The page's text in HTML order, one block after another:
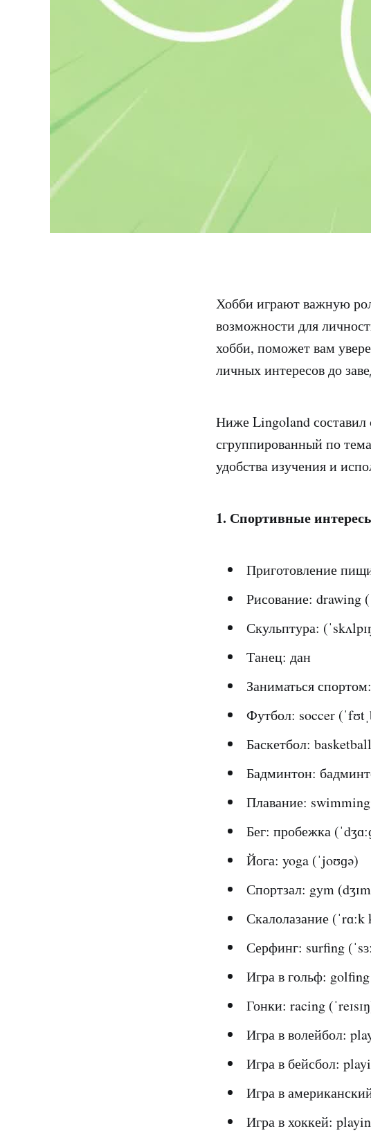
Хобби играют важную
возможности для
хобби, поможет вам
личных интересов до
Ниже Lingoland составил
сгруппированный по
удобства изучения и
1. Спортивные
Приготовление
Рисование: drawing
Скульптура:
Танец: дан
Заниматься
Футбол: soccer
Баскетбол:
Бадминтон:
Плавание: swimming
Бег: пробежка
Йога: yoga (ˈjoʊɡə)
Спортзал: gym
Скалолазание (ˈrɑːk
Серфинг: surfing
Игра в гольф: golfing
Гонки: racing
Игра в волейбол:
Игра в бейсбол:
Игра в
Игра в хоккей: